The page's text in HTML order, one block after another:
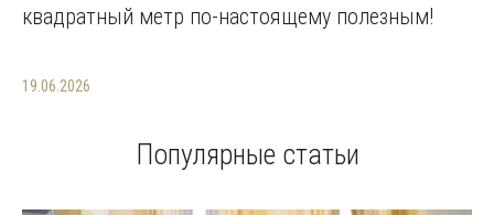
квадратный метр по-настоящему полезным!
19.06.2026
Популярные статьи